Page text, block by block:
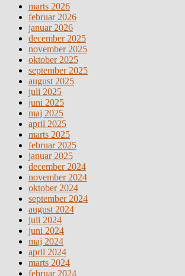
marts 2026
februar 2026
januar 2026
december 2025
november 2025
oktober 2025
september 2025
august 2025
juli 2025
juni 2025
maj 2025
april 2025
marts 2025
februar 2025
januar 2025
december 2024
november 2024
oktober 2024
september 2024
august 2024
juli 2024
juni 2024
maj 2024
april 2024
marts 2024
februar 2024